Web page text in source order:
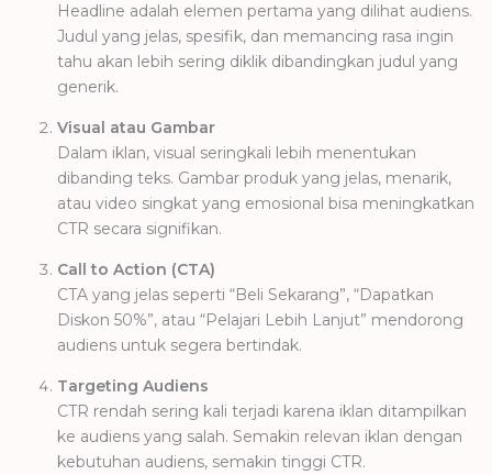
Headline adalah elemen pertama yang dilihat audiens.
Judul yang jelas, spesifik, dan memancing rasa ingin
tahu akan lebih sering diklik dibandingkan judul yang
generik.
Visual atau Gambar
Dalam iklan, visual seringkali lebih menentukan
dibanding teks. Gambar produk yang jelas, menarik,
atau video singkat yang emosional bisa meningkatkan
CTR secara signifikan.
Call to Action (CTA)
CTA yang jelas seperti “Beli Sekarang”, “Dapatkan
Diskon 50%”, atau “Pelajari Lebih Lanjut” mendorong
audiens untuk segera bertindak.
Targeting Audiens
CTR rendah sering kali terjadi karena iklan ditampilkan
ke audiens yang salah. Semakin relevan iklan dengan
kebutuhan audiens, semakin tinggi CTR.